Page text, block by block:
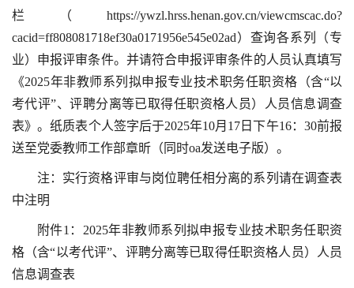
栏
（https://ywzl.hrss.henan.gov.cn/viewcmscac.do?
cacid=ff808081718ef30a0171956e545e02ad） 查询各系列（专
业）申报评审条件。并请符合申报评审条件的人员认真填写
《2025年非教师系列拟申报专业技术职务任职资格（含“以
考代评”、评聘分离等已取得任职资格人员）人员信息调查
表》。纸质表个人签字后于2025年10月17日下午16：30前报
送至党委教师工作部章昕（同时oa发送电子版）。
注：实行资格评审与岗位聘任相分离的系列请在调查表
中注明
附件1：2025年非教师系列拟申报专业技术职务任职资
格（含“以考代评”、评聘分离等已取得任职资格人员）人员
信息调查表